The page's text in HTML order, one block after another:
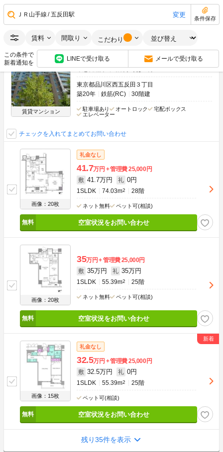
ＪＲ山手線 五反田駅 変更
条件保存
賃料 間取り こだわり
この条件で
新着通知を
LINEで受け取る メールで受け取る
空室状況をお問い合わせ
レジディアタワー目黒不動前
賃貸マンション
ＪＲ山手線 五反田駅 徒歩8分
都営浅草線 五反田駅 徒歩8分
東急目黒線 不動前駅 徒歩8分
東京都品川区西五反田３丁目
築20年
鉄筋(RC) 30階建
駐車場あり オートロック
宅配ボックス
エレベーター
チェックを入れてまとめてお問い合わせ
画像：20枚
礼金なし
41.7万円 管理費25,000円
敷 41.7万円 礼 0円
1SLDK 74.03m2 28階
ネット無料 ペット可(相談)
空室状況をお問い合わせ
画像：20枚
35万円 管理費25,000円
敷 35万円 礼 35万円
1SLDK 55.39m2 25階
ネット無料 ペット可(相談)
空室状況をお問い合わせ
画像：15枚
礼金なし
32.5万円 管理費25,000円
敷 32.5万円 礼 0円
1SLDK 55.39m2 25階
ペット可(相談)
空室状況をお問い合わせ
残り35件を表示